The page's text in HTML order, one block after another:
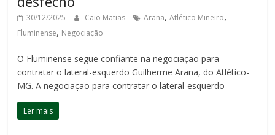
30/12/2025 Caio Matias Arana,Atlético Mineiro,
Fluminense, Negociação
O Fluminense segue confiante na negociação para
contratar o lateral-esquerdo Guilherme Arana, do Atlético-
MG. A negociação para contratar o lateral-esquerdo
Ler mais